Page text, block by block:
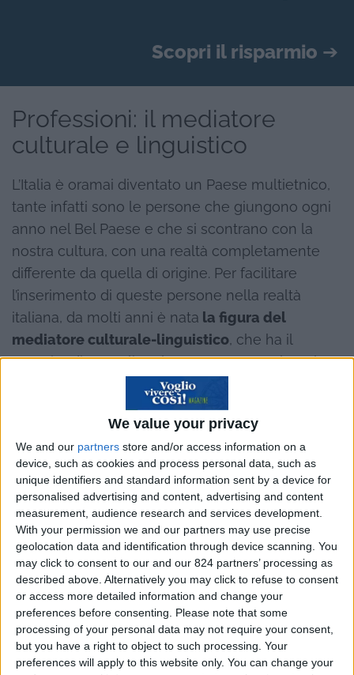
We value your privacy
We and our partners store and/or access information on a
device, such as cookies and process personal data, such as
unique identifiers and standard information sent by a device for
personalised advertising and content, advertising and content
measurement, audience research and services development.
With your permission we and our partners may use precise
geolocation data and identification through device scanning. You
may click to consent to our and our 824 partners’ processing as
described above. Alternatively you may click to refuse to consent
or access more detailed information and change your
preferences before consenting. Please note that some
processing of your personal data may not require your consent,
but you have a right to object to such processing. Your
preferences will apply to this website only. You can change your
Scopri il risparmio ➔
Professioni: il mediatore
culturale e linguistico
L’Italia è oramai diventato un Paese multietnico,
tante infatti sono le persone che giungono ogni
anno nel Bel Paese e che si scontrano con la
nostra cultura, con una realtà completamente
differente da quella di origine. Per facilitare
l’inserimento di queste persone nella realtà
italiana, da molti anni è nata la figura del
mediatore culturale-linguistico, che ha il
compito di accogliere la persona e ascoltare le
sue problematiche e le sue esigenze, dare
informazioni e fornire suggerimenti per la
risoluzione delle stesse; mediare le differenze e
le difficoltà incontrate da ambo le parti.
Il mediatore linguistico possiede un’ottima
padronanza di una o di più lingue estere ed ha
una conoscenza dei Paesi di cui è incaricato. Può
operare come lavoratore dipendente oppure
come professionista in vari ambiti: aiuto sociale,
ospedali, scuole, aziende, tribunali. Il mediatore
linguistico-culturale facilita l’inserimento dei